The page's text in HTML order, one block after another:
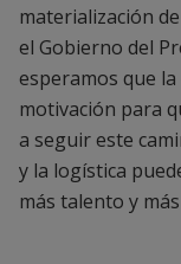
materialización
el Gobierno del
esperamos que
motivación para
a seguir este
y la logística
más talento y